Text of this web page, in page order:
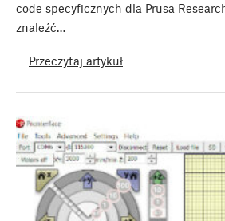
code specyficznych dla Prusa
znaleźć…
Przeczytaj artykuł